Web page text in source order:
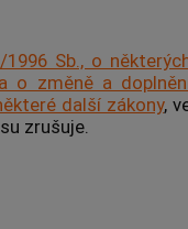
Sb., o
o změně a
další zákony,
zrušuje.